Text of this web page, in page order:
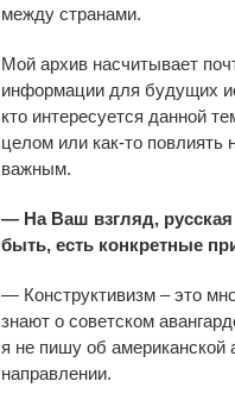
между странами.
Мой архив насчитывает
информации для будущих
кто интересуется данной
целом или как-то повлиять
важным.
— На Ваш взгляд,
быть, есть конкретные
— Конструктивизм – это
знают о советском
я не пишу об американской
направлении.